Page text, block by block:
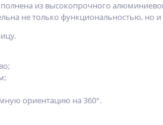
из высокопрочного
не только функциональностью,
ориентацию на 360°.